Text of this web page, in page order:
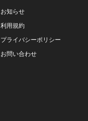
お知らせ
利用規約
プライバシーポリシー
お問い合わせ